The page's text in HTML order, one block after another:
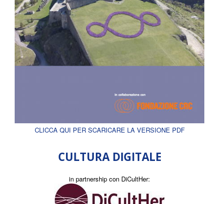
CLICCA QUI PER SCARICARE LA VERSIONE PDF
CULTURA DIGITALE
in partnership con DiCultHer: